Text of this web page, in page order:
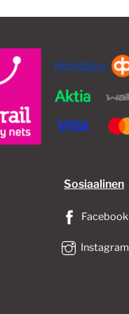
Sosiaalinen
Facebook
Instagram